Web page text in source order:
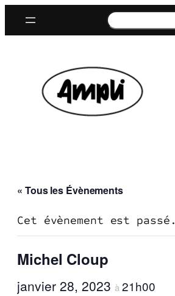
Rechercher
« Tous les Évènements
Cet évènement est passé.
Michel Cloup
janvier 28, 2023 à21h00